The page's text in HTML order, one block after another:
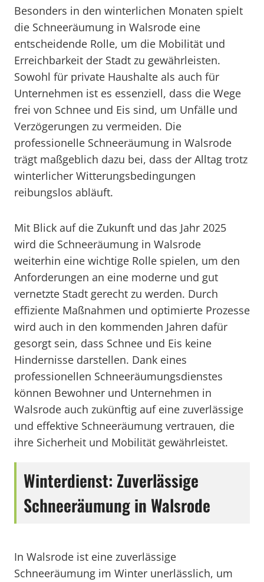
Besonders in den winterlichen Monaten spielt
die Schneeräumung in Walsrode eine
entscheidende Rolle, um die Mobilität und
Erreichbarkeit der Stadt zu gewährleisten.
Sowohl für private Haushalte als auch für
Unternehmen ist es essenziell, dass die Wege
frei von Schnee und Eis sind, um Unfälle und
Verzögerungen zu vermeiden. Die
professionelle Schneeräumung in Walsrode
trägt maßgeblich dazu bei, dass der Alltag trotz
winterlicher Witterungsbedingungen
reibungslos abläuft.
Mit Blick auf die Zukunft und das Jahr 2025
wird die Schneeräumung in Walsrode
weiterhin eine wichtige Rolle spielen, um den
Anforderungen an eine moderne und gut
vernetzte Stadt gerecht zu werden. Durch
effiziente Maßnahmen und optimierte Prozesse
wird auch in den kommenden Jahren dafür
gesorgt sein, dass Schnee und Eis keine
Hindernisse darstellen. Dank eines
professionellen Schneeräumungsdienstes
können Bewohner und Unternehmen in
Walsrode auch zukünftig auf eine zuverlässige
und effektive Schneeräumung vertrauen, die
ihre Sicherheit und Mobilität gewährleistet.
Winterdienst: Zuverlässige
Schneeräumung in Walsrode
In Walsrode ist eine zuverlässige
Schneeräumung im Winter unerlässlich, um